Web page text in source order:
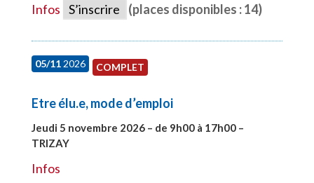
Infos S’inscrire (places disponibles : 14)
05/112026 COMPLET
Etre élu.e, mode d’emploi
Jeudi 5 novembre 2026 – de 9h00 à 17h00 –
TRIZAY
Infos